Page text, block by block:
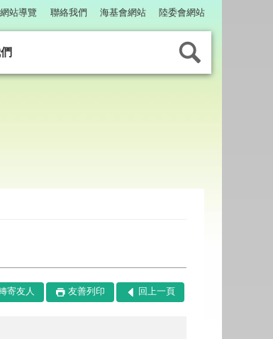
網站導覽 聯絡我們 海基會網站 陸委會網站
回上一頁
友善列印
寄友人